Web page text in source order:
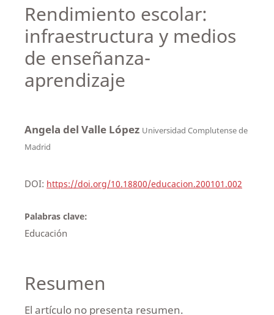
Rendimiento escolar:
infraestructura y medios
de enseñanza-
aprendizaje
Angela del Valle López Universidad Complutense de
Madrid
DOI: https://doi.org/10.18800/educacion.200101.002
Palabras clave:
Educación
Resumen
El artículo no presenta resumen.